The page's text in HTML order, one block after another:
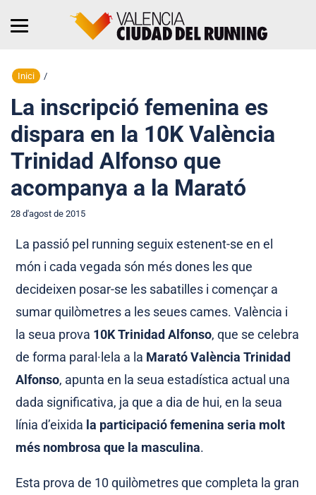
Inici /
La inscripció femenina es
dispara en la 10K València
Trinidad Alfonso que
acompanya a la Marató
28 d'agost de 2015
La passió pel running seguix estenent-se en el
món i cada vegada són més dones les que
decideixen posar-se les sabatilles i començar a
sumar quilòmetres a les seues cames. València i
la seua prova 10K Trinidad Alfonso, que se celebra
de forma paral·lela a la Marató València Trinidad
Alfonso, apunta en la seua estadística actual una
dada significativa, ja que a dia de hui, en la seua
línia d’eixida la participació femenina seria molt
més nombrosa que la masculina.
Esta prova de 10 quilòmetres que completa la gran